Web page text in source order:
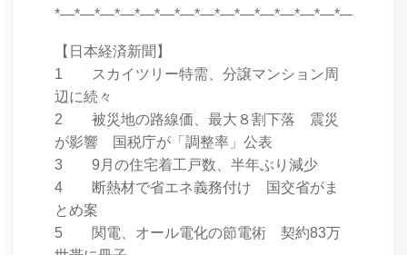
【日本経済新聞】
1 スカイツリー特需、分譲マンション周
辺に続々
2 被災地の路線価、最大８割下落 震災
が影響 国税庁が「調整率」公表
3 9月の住宅着工戸数、半年ぶり減少
4 断熱材で省エネ義務付け 国交省がま
とめ案
5 関電、オール電化の節電術 契約83万